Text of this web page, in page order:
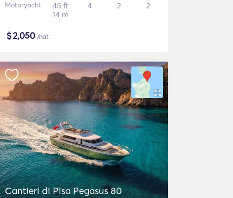
Motoryacht
45 ft
14 m
4 2 2
$2,050 /nat
Cantieri di Pisa Pegasus 80